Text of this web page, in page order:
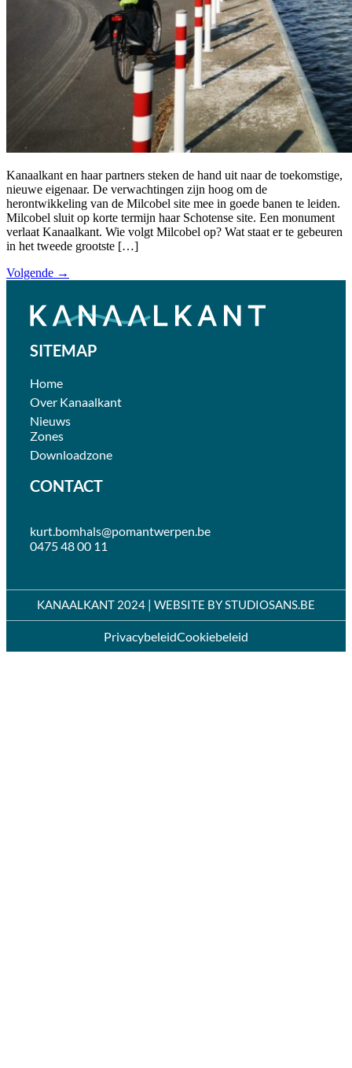
Kanaalkant en haar partners steken de hand uit naar de toekomstige,
nieuwe eigenaar. De verwachtingen zijn hoog om de
herontwikkeling van de Milcobel site mee in goede banen te leiden.
Milcobel sluit op korte termijn haar Schotense site. Een monument
verlaat Kanaalkant. Wie volgt Milcobel op? Wat staat er te gebeuren
in het tweede grootste […]
Volgende →
SITEMAP
Home
Over Kanaalkant
Nieuws
Zones
Downloadzone
CONTACT
kurt.bomhals@pomantwerpen.be
0475 48 00 11
KANAALKANT 2024 | WEBSITE BYSTUDIOSANS.BE
PrivacybeleidCookiebeleid